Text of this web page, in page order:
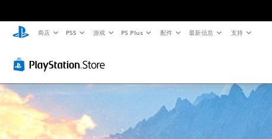
商店 PS5 游戏 PS Plus 配件 最新信息 支持